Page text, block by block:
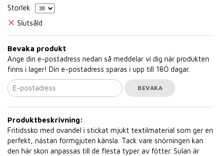
Storlek
Slutsåld
Bevaka produkt
Ange din e-postadress nedan så meddelar vi dig när produkten
finns i lager! Din e-postadress sparas i upp till 180 dagar.
BEVAKA
Produktbeskrivning:
Fritidssko med ovandel i stickat mjukt textilmaterial som ger en
perfekt, nästan formgjuten känsla. Tack vare snörningen kan
den här skon anpassas till de flesta typer av fötter. Sulan är